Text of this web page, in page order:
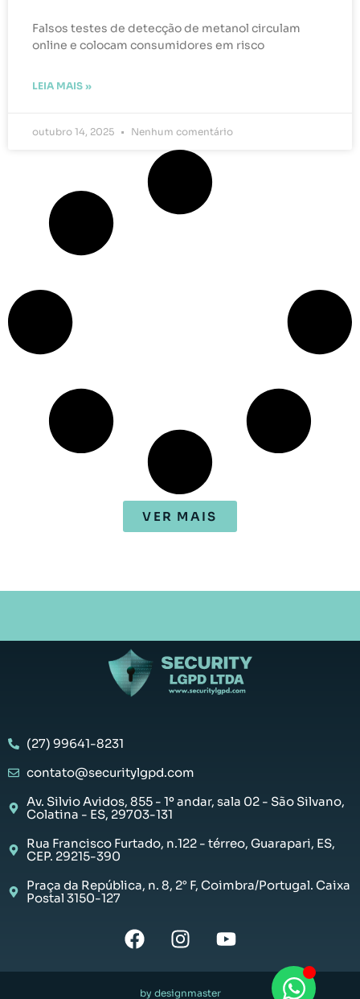
Falsos testes de detecção de metanol circulam
online e colocam consumidores em risco
LEIA MAIS »
outubro 14, 2025 Nenhum comentário
VER MAIS
(27) 99641-8231
contato@securitylgpd.com
Av. Silvio Avidos, 855 - 1º andar, sala 02 - São Silvano,
Colatina - ES, 29703-131
Rua Francisco Furtado, n.122 - térreo, Guarapari, ES,
CEP. 29215-390
Praça da República, n. 8, 2° F, Coimbra/Portugal. Caixa
Postal 3150-127
by designmaster